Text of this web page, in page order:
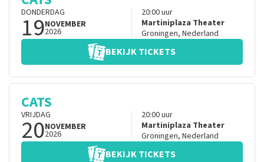
DONDERDAG
19NOVEMBER
2026
20:00uur
Martiniplaza Theater
Groningen, Nederland
BEKIJK TICKETS
CATS
VRIJDAG
20NOVEMBER
2026
20:00uur
Martiniplaza Theater
Groningen, Nederland
BEKIJK TICKETS